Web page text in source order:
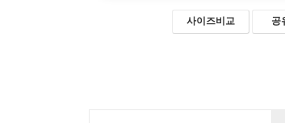
사이즈비교 공